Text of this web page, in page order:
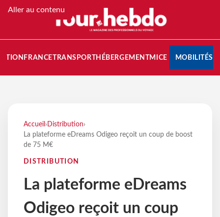
Aller au contenu
FRANCETRANSPORT HÉBERGEMENTMICE MOBILITÉS
Accueil › Distribution›
La plateforme eDreams Odigeo reçoit un coup de boost
de 75 M€
DISTRIBUTION
La plateforme eDreams
Odigeo reçoit un coup